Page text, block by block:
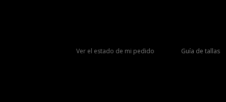
Ver el estado de mi pedido Guía de tallas